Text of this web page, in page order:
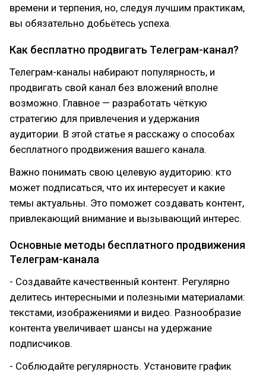
времени и терпения, но, следуя лучшим практикам,
вы обязательно добьётесь успеха.
Как бесплатно продвигать Телеграм-канал?
Телеграм-каналы набирают популярность, и
продвигать свой канал без вложений вполне
возможно. Главное — разработать чёткую
стратегию для привлечения и удержания
аудитории. В этой статье я расскажу о способах
бесплатного продвижения вашего канала.
Важно понимать свою целевую аудиторию: кто
может подписаться, что их интересует и какие
темы актуальны. Это поможет создавать контент,
привлекающий внимание и вызывающий интерес.
Основные методы бесплатного продвижения
Телеграм-канала
- Создавайте качественный контент. Регулярно
делитесь интересными и полезными материалами:
текстами, изображениями и видео. Разнообразие
контента увеличивает шансы на удержание
подписчиков.
- Соблюдайте регулярность. Установите график